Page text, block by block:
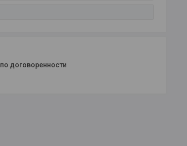
по договоренности